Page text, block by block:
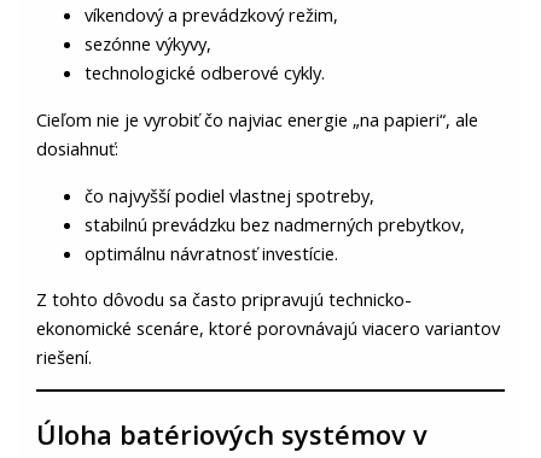
víkendový a prevádzkový režim,
sezónne výkyvy,
technologické odberové cykly.
Cieľom nie je vyrobiť čo najviac energie „na papieri“, ale
dosiahnuť:
čo najvyšší podiel vlastnej spotreby,
stabilnú prevádzku bez nadmerných prebytkov,
optimálnu návratnosť investície.
Z tohto dôvodu sa často pripravujú technicko-
ekonomické scenáre, ktoré porovnávajú viacero variantov
riešení.
Úloha batériových systémov v